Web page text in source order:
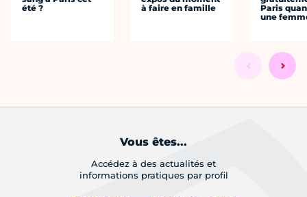
été ?
à faire en famille
Paris
une
Vous êtes...
Accédez à des actualités et
informations pratiques par profil